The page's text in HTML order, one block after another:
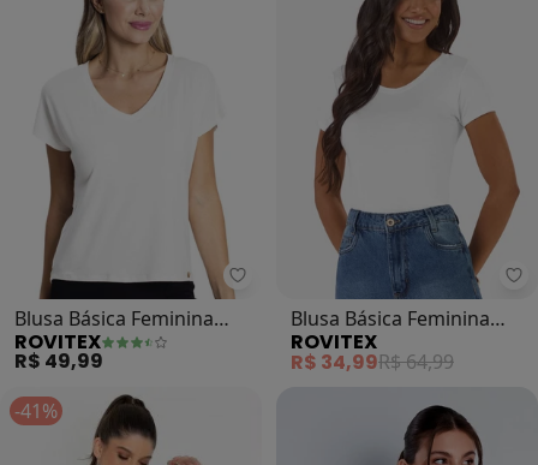
Rovitex - Blusa Básica Feminina
Blusa Básica Feminina
(Branco)
ROVITEX
R$ 49,99
Blusa Básica Feminina
Viscotorcion (Branco)
ROVITEX
R$ 34,99R$ 64,99
-41%